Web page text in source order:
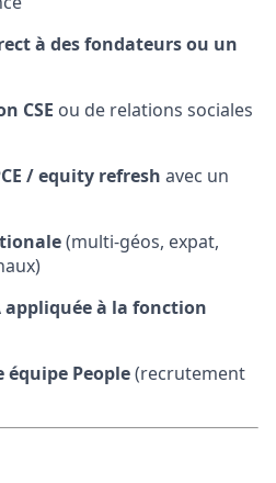
à des fondateurs ou un
CSE ou de relations sociales
/ equity refresh avec un
(multi-géos, expat,
appliquée à la fonction
People(recrutement